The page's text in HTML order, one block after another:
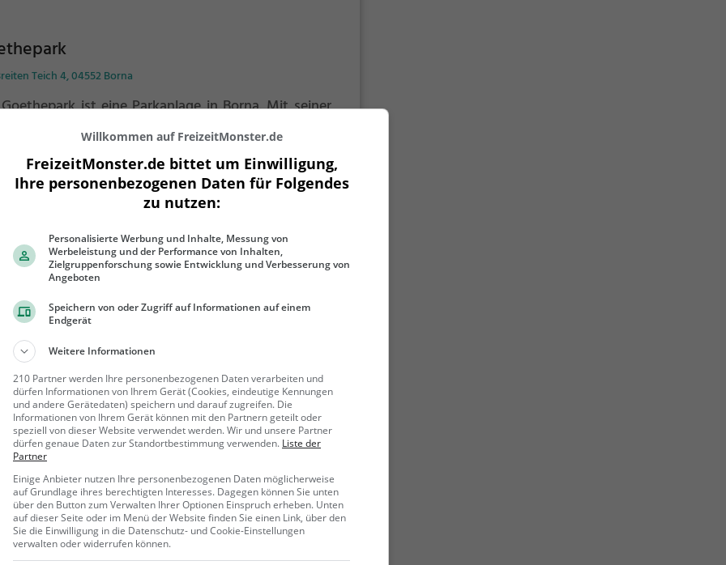
Teich 4, 04552 Borna
ist eine Parkanlage in Borna. Mit seiner
zum Spazieren und Verweilen ein. Mit einladenden
und Sitzgelegenheiten bietet der
zahlreiche Möglichkeiten zur Entspannung.
Mehr erfahren
Teich, 04552 Borna
Schillerpark ist eine Parkanlage in Borna.
von 3,9 ha ist er der größte Park der Stadt und lädt
Spazieren und Verweilen ein. Mit einladenden
und Sitzgelegenheiten bietet der
zahlreiche Möglichkeiten zur Entspannung.
Mehr erfahren
Willkommen auf FreizeitMonster.de
FreizeitMonster.de bittet um Einwilligung,
Ihre personenbezogenen Daten für Folgendes
zu nutzen:
Personalisierte Werbung und Inhalte, Messung von
Werbeleistung und der Performance von Inhalten,
Zielgruppenforschung sowie Entwicklung und Verbesserung von
Angeboten
Speichern von oder Zugriff auf Informationen auf einem
Endgerät
Weitere Informationen
210 Partner werden Ihre personenbezogenen Daten verarbeiten und
dürfen Informationen von Ihrem Gerät (Cookies, eindeutige Kennungen
und andere Gerätedaten) speichern und darauf zugreifen. Die
Informationen von Ihrem Gerät können mit den Partnern geteilt oder
speziell von dieser Website verwendet werden. Wir und unsere Partner
dürfen genaue Daten zur Standortbestimmung verwenden. Liste der
Partner
Einige Anbieter nutzen Ihre personenbezogenen Daten möglicherweise
auf Grundlage ihres berechtigten Interesses. Dagegen können Sie unten
über den Button zum Verwalten Ihrer Optionen Einspruch erheben. Unten
auf dieser Seite oder im Menü der Website finden Sie einen Link, über den
Sie die Einwilligung in die Datenschutz- und Cookie-Einstellungen
verwalten oder widerrufen können.